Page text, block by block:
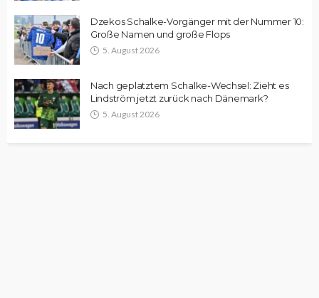
Dzekos Schalke-Vorgänger mit der Nummer 10:
Große Namen und große Flops
5. August 2026
Nach geplatztem Schalke-Wechsel: Zieht es
Lindström jetzt zurück nach Dänemark?
5. August 2026